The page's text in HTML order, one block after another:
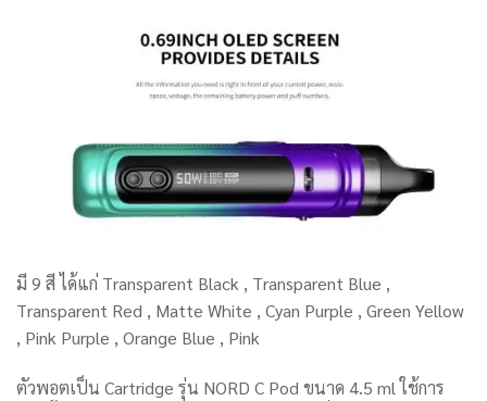
มี 9 สี ได้แก่ Transparent Black , Transparent Blue ,
Transparent Red , Matte White , Cyan Purple , Green Yellow
, Pink Purple , Orange Blue , Pink
ตัวพอตเป็น Cartridge รุ่น NORD C Pod ขนาด 4.5 ml ใช้การ